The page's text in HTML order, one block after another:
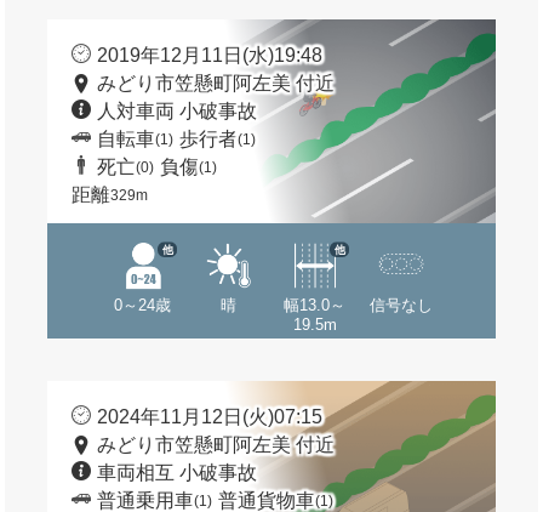
2019年12月11日(水)19:48
みどり市笠懸町阿左美 付近
人対車両 小破事故
自転車(1) 歩行者(1)
死亡(0) 負傷(1)
距離329m
0～24歳
他
晴
幅13.0～
19.5m
他
信号なし
2024年11月12日(火)07:15
みどり市笠懸町阿左美 付近
車両相互 小破事故
普通乗用車(1) 普通貨物車(1)